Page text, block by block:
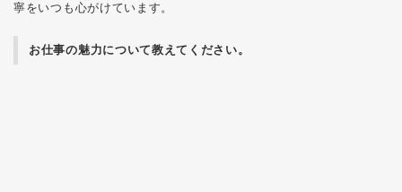
寧をいつも心がけています。
お仕事の魅力について教えてください。